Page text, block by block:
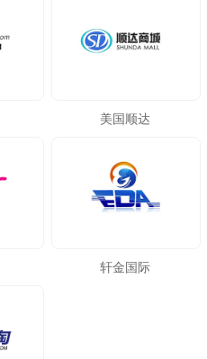
美国顺达
轩金国际